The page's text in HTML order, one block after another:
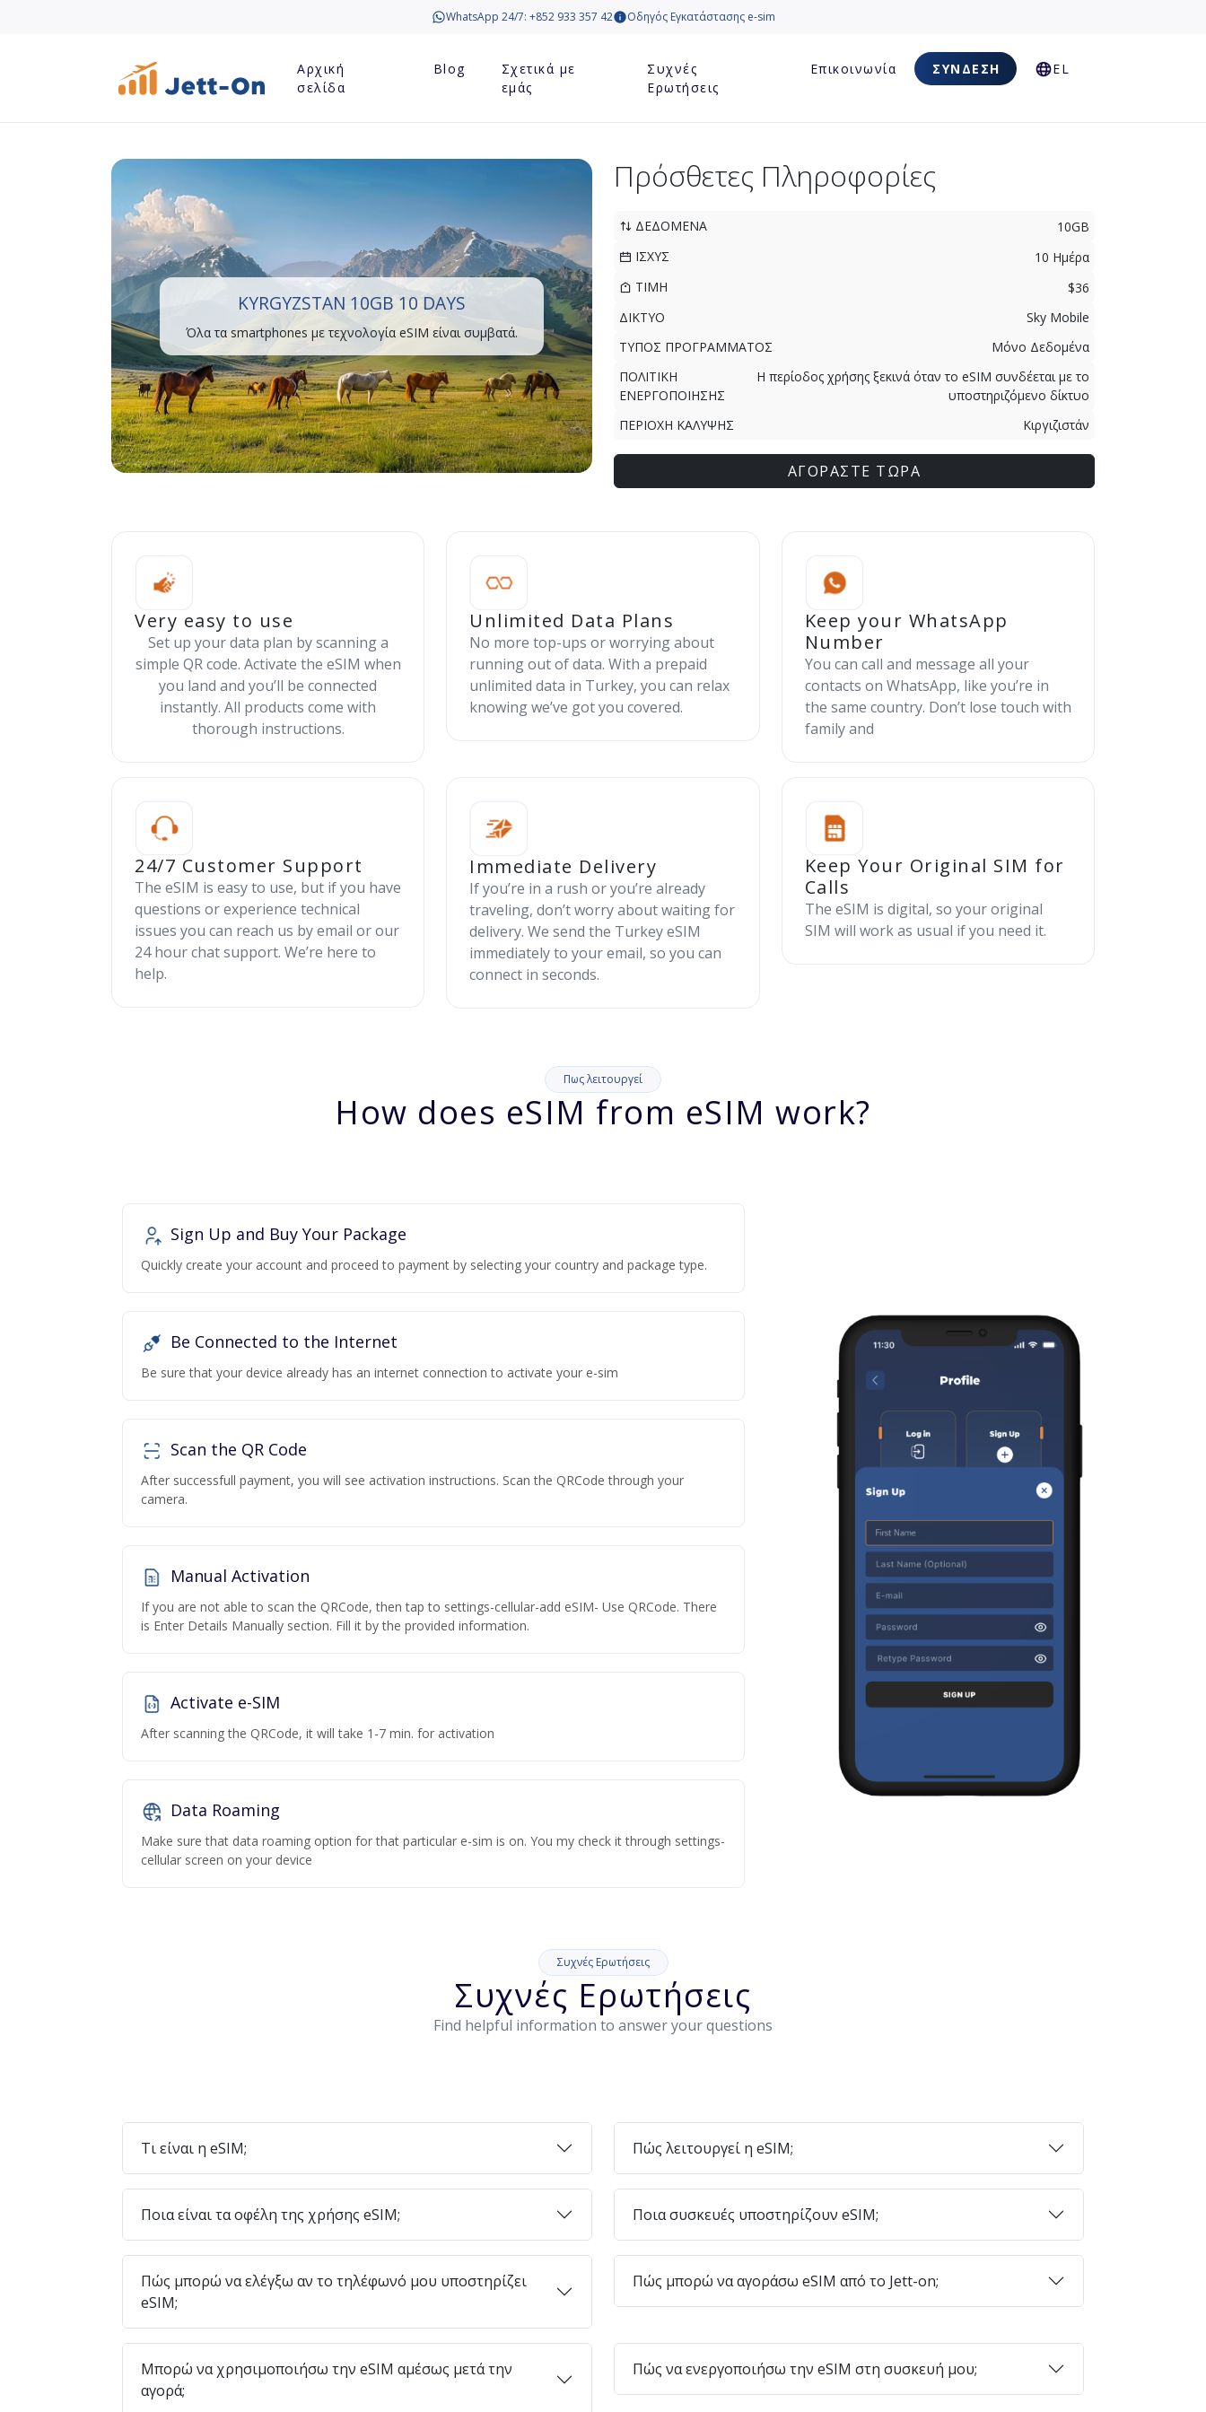
WhatsApp 24/7: +852 933 357 42 Οδηγός Εγκατάστασης e-sim
Αρχική
σελίδα
Blog
Σχετικά με
εμάς
Συχνές
Ερωτήσεις
Επικοινωνία ΣΎΝΔΕΣΗ EL
KYRGYZSTAN 10GB 10 DAYS
Όλα τα smartphones με τεχνολογία eSIM είναι συμβατά.
Πρόσθετες Πληροφορίες
ΔΕΔΟΜΕΝΑ
10GB
ΙΣΧΥΣ
10 Ημέρα
ΤΙΜΗ
$36
ΔΙΚΤΥΟ
Sky Mobile
ΤΥΠΟΣ ΠΡΟΓΡΑΜΜΑΤΟΣ
Μόνο Δεδομένα
ΠΟΛΙΤΙΚΗ
ΕΝΕΡΓΟΠΟΙΗΣΗΣ
Η περίοδος χρήσης ξεκινά όταν το eSIM συνδέεται με το
υποστηριζόμενο δίκτυο
ΠΕΡΙΟΧΗ ΚΑΛΥΨΗΣ
Κιργιζιστάν
ΑΓΟΡΑΣΤΕ ΤΩΡΑ
Very easy to use
Set up your data plan by scanning a
simple QR code. Activate the eSIM when
you land and you’ll be connected
instantly. All products come with
thorough instructions.
Unlimited Data Plans
No more top-ups or worrying about
running out of data. With a prepaid
unlimited data in Turkey, you can relax
knowing we’ve got you covered.
Keep your WhatsApp
Number
You can call and message all your
contacts on WhatsApp, like you’re in
the same country. Don’t lose touch with
family and
24/7 Customer Support
The eSIM is easy to use, but if you have
questions or experience technical
issues you can reach us by email or our
24 hour chat support. We’re here to
help.
Immediate Delivery
If you’re in a rush or you’re already
traveling, don’t worry about waiting for
delivery. We send the Turkey eSIM
immediately to your email, so you can
connect in seconds.
Keep Your Original SIM for
Calls
The eSIM is digital, so your original
SIM will work as usual if you need it.
Πως λειτουργεί
How does eSIM from eSIM work?
Sign Up and Buy Your Package
Quickly create your account and proceed to payment by selecting your country and package type.
Be Connected to the Internet
Be sure that your device already has an internet connection to activate your e-sim
Scan the QR Code
After successfull payment, you will see activation instructions. Scan the QRCode through your
camera.
Manual Activation
If you are not able to scan the QRCode, then tap to settings-cellular-add eSIM- Use QRCode. There
is Enter Details Manually section. Fill it by the provided information.
Activate e-SIM
After scanning the QRCode, it will take 1-7 min. for activation
Data Roaming
Make sure that data roaming option for that particular e-sim is on. You my check it through settings-
cellular screen on your device
Συχνές Ερωτήσεις
Συχνές Ερωτήσεις
Find helpful information to answer your questions
Τι είναι η eSIM; Πώς λειτουργεί η eSIM;
Ποια είναι τα οφέλη της χρήσης eSIM; Ποια συσκευές υποστηρίζουν eSIM;
Πώς μπορώ να ελέγξω αν το τηλέφωνό μου υποστηρίζει
eSIM;
Πώς μπορώ να αγοράσω eSIM από το Jett-on;
Μπορώ να χρησιμοποιήσω την eSIM αμέσως μετά την
αγορά;
Πώς να ενεργοποιήσω την eSIM στη συσκευή μου;